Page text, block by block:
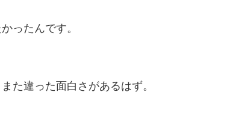
ったんです。
た違った面白さがあるはず。